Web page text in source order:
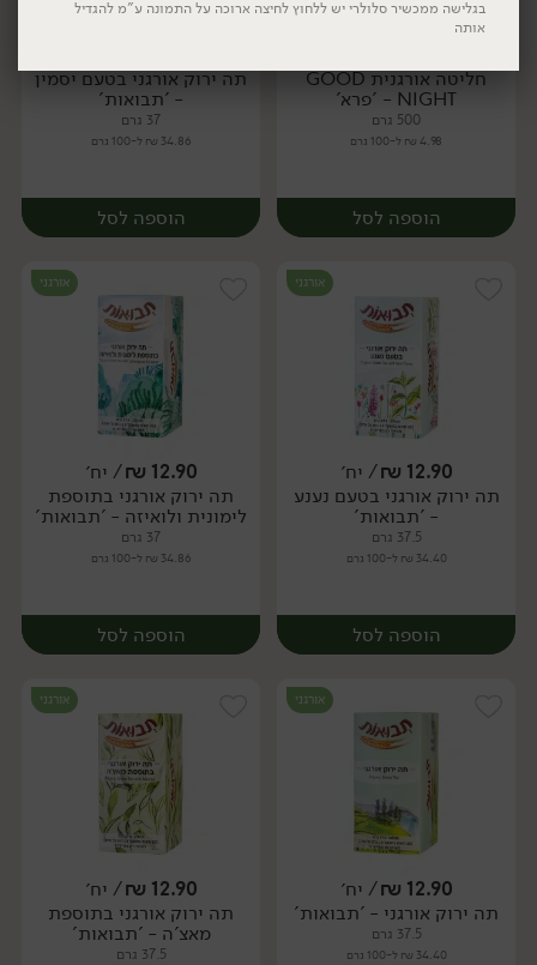
יח׳ יח׳
חליטה אורגנית GOOD
NIGHT - 'פרא'
500 גרם
4.98 ₪ ל-100 גרם
הוספה לסל
יח׳
תה ירוק אורגני בטעם יסמין
- 'תבואות'
37 גרם
34.86 ₪ ל-100 גרם
הוספה לסל
יח׳
אורגני
12.90
₪/ יח׳
תה ירוק אורגני בטעם נענע
- 'תבואות'
37.5 גרם
34.40 ₪ ל-100 גרם
הוספה לסל
יח׳
אורגני
12.90
₪/ יח׳
תה ירוק אורגני בתוספת
לימונית ולואיזה - 'תבואות'
37 גרם
34.86 ₪ ל-100 גרם
הוספה לסל
יח׳
אורגני
12.90
₪/ יח׳
תה ירוק אורגני - 'תבואות'
37.5 גרם
34.40 ₪ ל-100 גרם
אורגני
12.90
₪/ יח׳
תה ירוק אורגני בתוספת
מאצ'ה - 'תבואות'
37.5 גרם
יח׳ יח׳
בגלישה ממכשיר סלולרי יש ללחוץ לחיצה ארוכה על התמונה ע"מ להגדיל
אותה